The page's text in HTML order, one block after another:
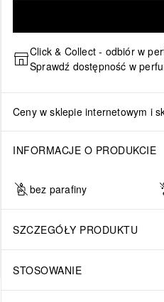
Click & Collect - odbiór w
Sprawdź dostępność w
Ceny w sklepie internetowym i
INFORMACJE O PRODUKCIE
bez parafiny
SZCZEGÓŁY PRODUKTU
STOSOWANIE